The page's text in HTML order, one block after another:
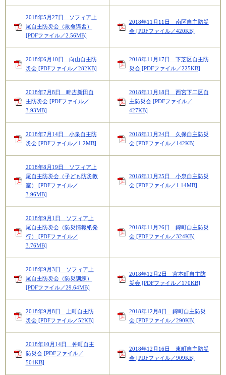
2018年5月27日 ソフィア上
尾自主防災会（救命講習）
[PDFファイル／2.56MB]
2018年11月11日 南区自主防災
会 [PDFファイル／420KB]
2018年6月10日 向山自主防
災会 [PDFファイル／282KB]
2018年11月17日 下芝区自主防
災会 [PDFファイル／225KB]
2018年7月8日 畔吉新田自
主防災会 [PDFファイル／
3.93MB]
2018年11月18日 西宮下二区自
主防災会 [PDFファイル／
427KB]
2018年7月14日 小泉自主防
災会 [PDFファイル／1.2MB]
2018年11月24日 久保自主防災
会 [PDFファイル／142KB]
2018年8月19日 ソフィア上
尾自主防災会（子ども防災教
室） [PDFファイル／
3.96MB]
2018年11月25日 小泉自主防災
会 [PDFファイル／1.14MB]
2018年9月1日 ソフィア上
尾自主防災会（防災情報紙発
行） [PDFファイル／
3.76MB]
2018年11月26日 錦町自主防災
会 [PDFファイル／324KB]
2018年9月3日 ソフィア上
尾自主防災会（防災訓練）
[PDFファイル／29.64MB]
2018年12月2日 宮本町自主防
災会 [PDFファイル／170KB]
2018年9月8日 上町自主防
災会 [PDFファイル／52KB]
2018年12月8日 錦町自主防災
会 [PDFファイル／290KB]
2018年10月14日 仲町自主
防災会 [PDFファイル／
501KB]
2018年12月16日 東町自主防災
会 [PDFファイル／909KB]